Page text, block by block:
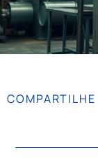
COMPARTILHE